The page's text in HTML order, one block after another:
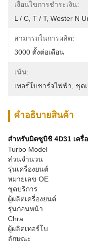
เงื่อนไขการชำระเงิน:
L / C, T / T, Wester N
สามารถในการผลิต:
3000 ตั้งต่อเดือน
เน้น:
เทอร์โบชาร์จไฟฟ้า
ชุด
คําอธิบายสินค้า
สำหรับมิตซูบิชิ 4D31 เครื่
Turbo Model
ส่วนจำนวน
รุ่นเครื่องยนต์
หมายเลข OE
ชุดบริการ
ผู้ผลิตเครื่องยนต์
รุ่นก่อนหน้า
Chra
ผู้ผลิตเทอร์โบ
ลักษณะ